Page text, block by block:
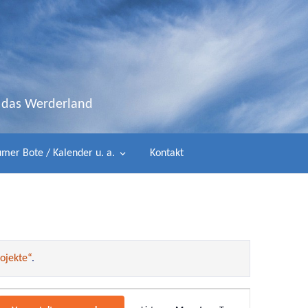
Werderland
Bote / Kalender u. a. Kontakt
.